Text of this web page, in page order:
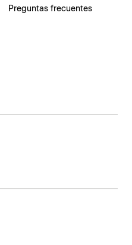
Preguntas frecuentes